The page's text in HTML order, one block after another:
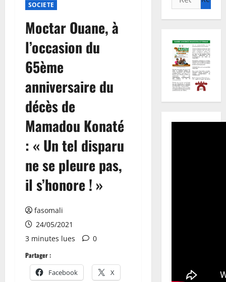
SOCIETE
Moctar Ouane, à
l’occasion du
65ème
anniversaire du
décès de
Mamadou Konaté
: « Un tel disparu
ne se pleure pas,
il s’honore ! »
fasomali
24/05/2021
3 minutes lues
0
Partager :
Facebook X